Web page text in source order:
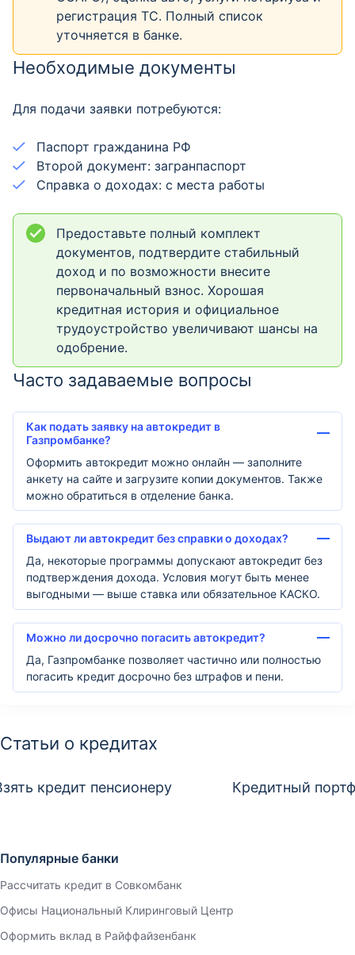
регистрация ТС. Полный список
уточняется в банке.
Необходимые документы
Для подачи заявки потребуются:
Паспорт гражданина РФ
Второй документ: загранпаспорт
Справка о доходах: с места работы
Предоставьте полный комплект
документов, подтвердите стабильный
доход и по возможности внесите
первоначальный взнос. Хорошая
кредитная история и официальное
трудоустройство увеличивают шансы на
одобрение.
Часто задаваемые вопросы
Как подать заявку на автокредит в
Газпромбанке?
Оформить автокредит можно онлайн — заполните
анкету на сайте и загрузите копии документов. Также
можно обратиться в отделение банка.
Выдают ли автокредит без справки о доходах?
Да, некоторые программы допускают автокредит без
подтверждения дохода. Условия могут быть менее
выгодными — выше ставка или обязательное КАСКО.
Можно ли досрочно погасить автокредит?
Да, Газпромбанке позволяет частично или полностью
погасить кредит досрочно без штрафов и пени.
Статьи о кредитах
кредит пенсионеру Кредитный
Популярные банки
Рассчитать кредит в Совкомбанк
Офисы Национальный Клиринговый Центр
Оформить вклад в Райффайзенбанк